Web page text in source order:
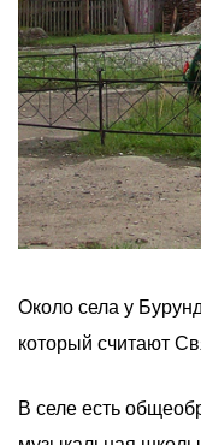
Около села у
который считают
В селе есть